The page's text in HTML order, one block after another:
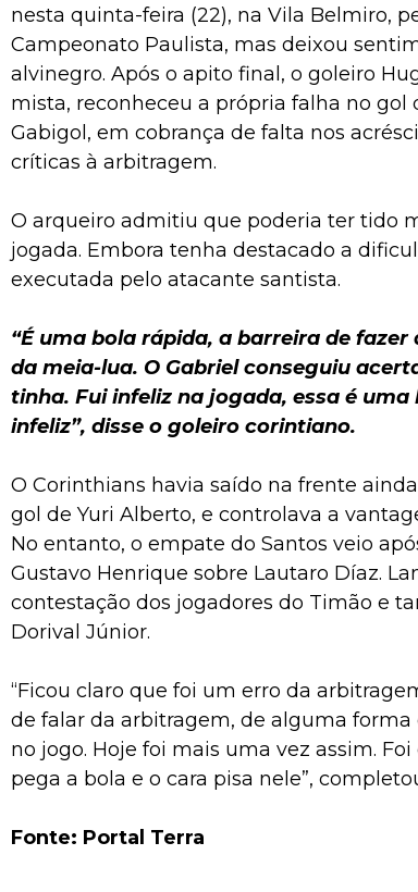
nesta quinta-feira (22), na Vila Belmiro,
Campeonato Paulista, mas deixou
alvinegro. Após o apito final, o goleiro
mista, reconheceu a própria falha no
Gabigol, em cobrança de falta nos
críticas à arbitragem.
O arqueiro admitiu que poderia ter tido
jogada. Embora tenha destacado a
executada pelo atacante santista.
“É uma bola rápida, a barreira de
da meia-lua. O Gabriel conseguiu
tinha. Fui infeliz na jogada, essa é
infeliz”, disse o goleiro corintiano.
O Corinthians havia saído na frente
gol de Yuri Alberto, e controlava a
No entanto, o empate do Santos veio
Gustavo Henrique sobre Lautaro Díaz.
contestação dos jogadores do Timão e
Dorival Júnior.
“Ficou claro que foi um erro da
de falar da arbitragem, de alguma
no jogo. Hoje foi mais uma vez assim.
pega a bola e o cara pisa nele”,
Fonte: Portal Terra